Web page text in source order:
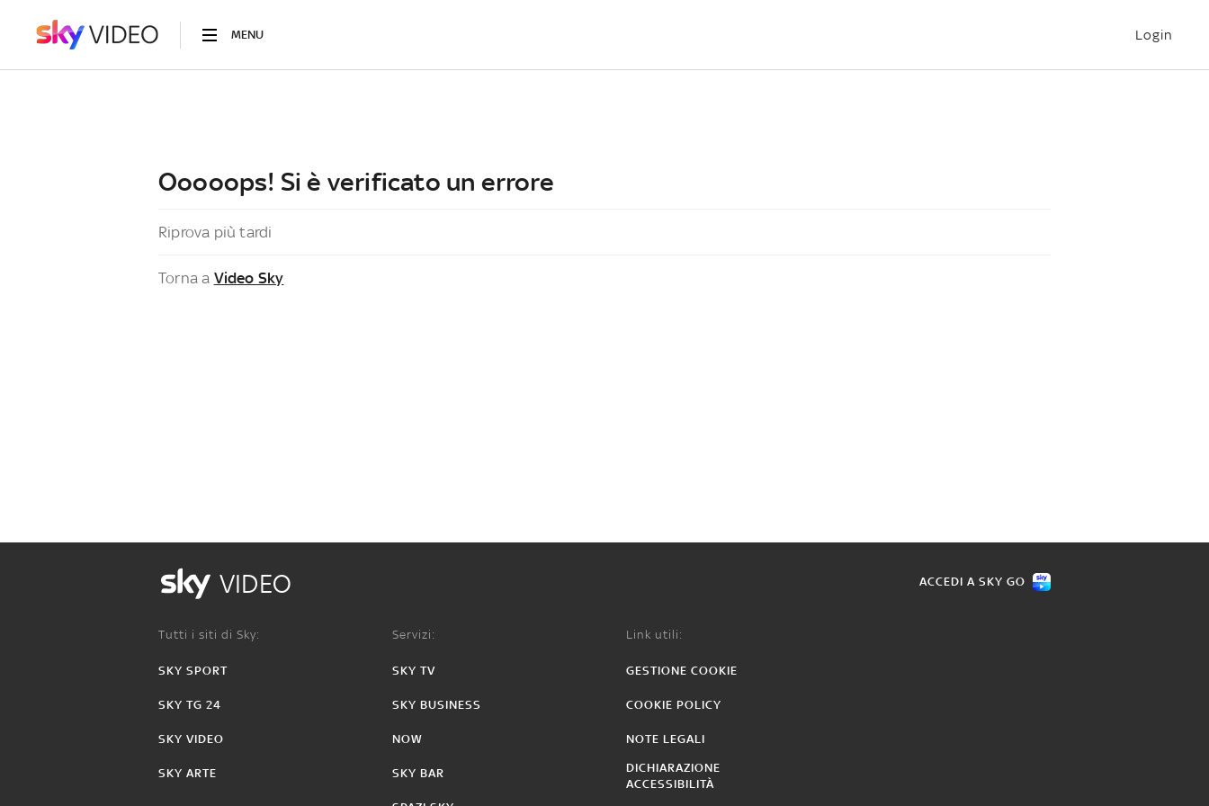
MENU Login
Ooooops! Si è verificato un errore
Riprova più tardi
Torna a Video Sky
VIDEO ACCEDI A SKY GO
Tutti i siti di Sky:
SKY SPORT
SKY TG 24
SKY VIDEO
SKY ARTE
Servizi:
SKY TV
SKY BUSINESS
NOW
SKY BAR
Link utili:
GESTIONE COOKIE
COOKIE POLICY
NOTE LEGALI
DICHIARAZIONE
ACCESSIBILITÀ